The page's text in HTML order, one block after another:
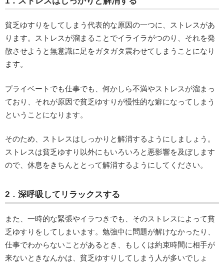
貧乏ゆすりをしてしまう代表的な原因の一つに、ストレスがあ
ります。ストレスが溜まることでイライラがつのり、それを発
散させようと無意識に足をガタガタ震わせてしまうことになり
ます。
プライベートでも仕事でも、何かしら不満やストレスが溜まっ
ており、それが原因で貧乏ゆすりが慢性的な癖になってしまう
ということになります。
そのため、ストレスはしっかりと解消するようにしましょう。
ストレスは貧乏ゆすり以外にもいろいろと悪影響を及ぼします
ので、休息をきちんととって解消するようにしてください。
2．深呼吸してリラックスする
また、一時的な緊張やイラつきでも、そのストレスによって貧
乏ゆすりをしてしまいます。勉強中に問題が解けなかったり、
仕事でわからないことがあるとき、もしくは約束時間に相手が
来ないときなんかは、貧乏ゆすりしてしまう人が多いでしょ